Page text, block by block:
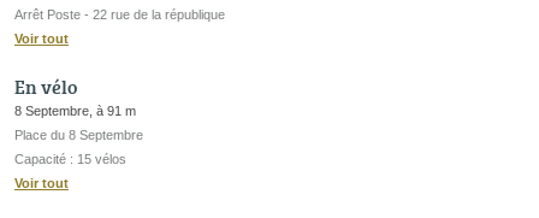
Arrêt Poste - 22 rue de la république
Voir tout
En vélo
8 Septembre, à 91 m
Place du 8 Septembre
Capacité : 15 vélos
Voir tout